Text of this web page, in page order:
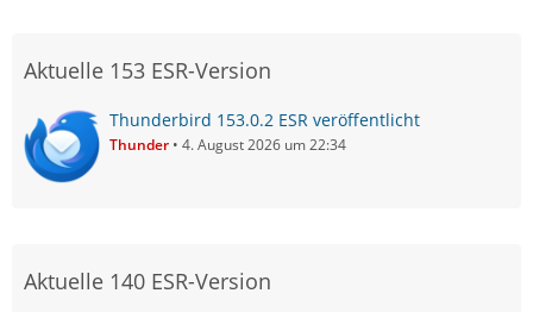
Aktuelle 153 ESR-Version
Thunderbird 153.0.2 ESR veröffentlicht
Thunder 4. August 2026 um 22:34
Aktuelle 140 ESR-Version